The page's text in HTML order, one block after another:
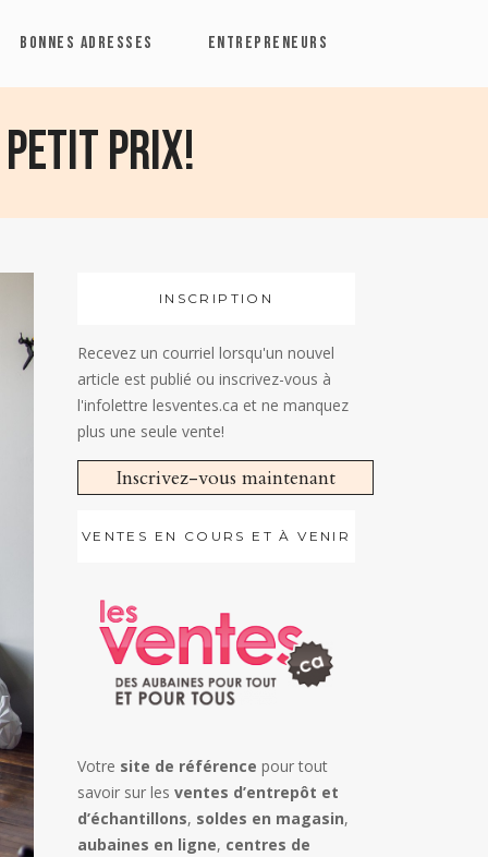
BONNES ADRESSES ENTREPRENEURS
petit prix!
INSCRIPTION
Recevez un courriel lorsqu'un nouvel
article est publié ou inscrivez-vous à
l'infolettre lesventes.ca et ne manquez
plus une seule vente!
Inscrivez-vous maintenant
VENTES EN COURS ET À VENIR
Votre site de référence pour tout
savoir sur les ventes d’entrepôt et
d’échantillons, soldes en magasin,
aubaines en ligne, centres de